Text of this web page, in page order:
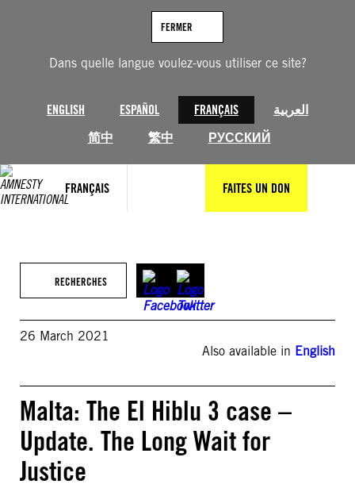
Dans quelle langue voulez-vous utiliser ce site?
ENGLISH ESPAÑOL FRANÇAIS
العربية
简中
繁中 РУССКИЙ
FERMER
FRANÇAIS FAITES UN DON
RECHERCHES
26 March 2021
Also available in English
Malta: The El Hiblu 3 case –
Update. The Long Wait for
Justice